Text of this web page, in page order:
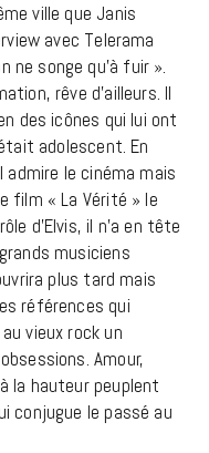
ville que Janis
avec Telerama
ne songe qu’à fuir ».
rêve d’ailleurs. Il
des icônes qui lui ont
adolescent. En
le cinéma mais
film « La Vérité » le
d’Elvis, il n’a en tête
musiciens
plus tard mais
références qui
vieux rock un
Amour,
la hauteur peuplent
conjugue le passé au